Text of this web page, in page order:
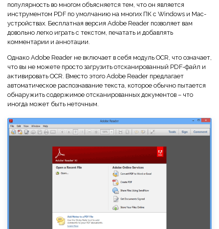
популярность во многом объясняется тем, что он является
инструментом PDF по умолчанию на многих ПК с Windows и Mac-
устройствах. Бесплатная версия Adobe Reader позволяет вам
довольно легко играть с текстом, печатать и добавлять
комментарии и аннотации.
Однако Adobe Reader не включает в себя модуль OCR, что означает,
что вы не можете просто загрузить отсканированный PDF-файл и
активировать OCR. Вместо этого Adobe Reader предлагает
автоматическое распознавание текста, которое обычно пытается
обнаружить содержимое отсканированных документов – что
иногда может быть неточным.